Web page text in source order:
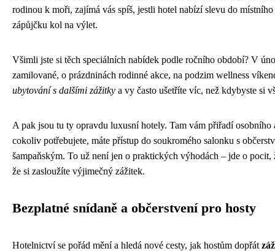
rodinou k moři, zajímá vás spíš, jestli hotel nabízí slevu do
zápůjčku kol na výlet.
Všimli jste si těch speciálních nabídek podle ročního období? V
zamilované, o prázdninách rodinné akce, na podzim wellness
ubytování s dalšími zážitky a vy často ušetříte víc, než kdybyste si
A pak jsou tu ty opravdu luxusní hotely. Tam vám přiřadí osobního
cokoliv potřebujete, máte přístup do soukromého salonku s
šampaňským. To už není jen o praktických výhodách – jde o pocit,
že si zasloužíte výjimečný zážitek.
Bezplatné snídaně a občerstvení pro hosty
Hotelnictví se pořád mění a hledá nové cesty, jak hostům dopřát